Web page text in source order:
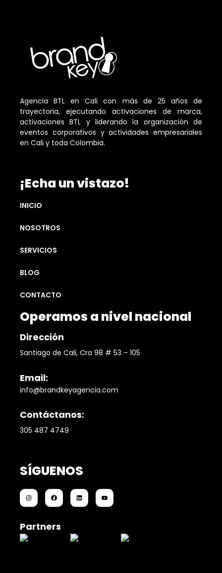
Agencia BTL en Cali con más de 25 años de
trayectoria, ejecutando activaciones de marca,
activaciones BTL y liderando la organización de
eventos corporativos y actividades empresariales
en Cali y toda Colombia.
¡Echa un vistazo!
INICIO
NOSOTROS
SERVICIOS
BLOG
CONTACTO
Operamos a nivel nacional
Dirección
Santiago de Cali, Cra 98 # 53 – 105
Email:
info@brandkeyagencia.com
Contáctanos:
305 487 4749
SÍGUENOS
Partners